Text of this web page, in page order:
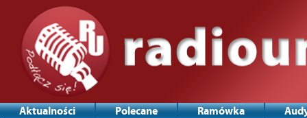
Aktualności Polecane Ramówka